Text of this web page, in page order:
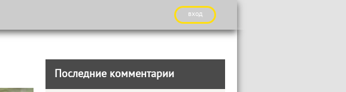
вход
Последние комментарии